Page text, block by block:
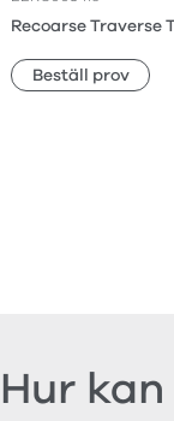
Recoarse Traverse
Beställ prov
Hur